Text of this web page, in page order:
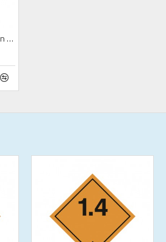
Etiqueta de perigo: Division 6.2—Infectious Substances (100 x 100 mm)